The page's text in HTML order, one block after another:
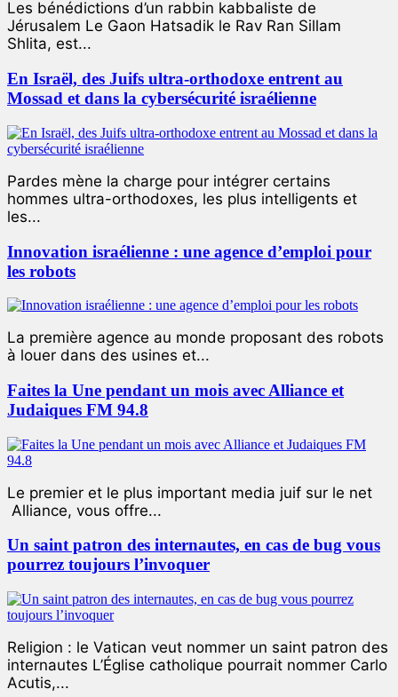
Les bénédictions d’un rabbin kabbaliste de
Jérusalem Le Gaon Hatsadik le Rav Ran Sillam
Shlita, est...
En Israël, des Juifs ultra-orthodoxe entrent au
Mossad et dans la cybersécurité israélienne
Pardes mène la charge pour intégrer certains
hommes ultra-orthodoxes, les plus intelligents et
les...
Innovation israélienne : une agence d’emploi pour
les robots
La première agence au monde proposant des robots
à louer dans des usines et...
Faites la Une pendant un mois avec Alliance et
Judaiques FM 94.8
Le premier et le plus important media juif sur le net
Alliance, vous offre...
Un saint patron des internautes, en cas de bug vous
pourrez toujours l’invoquer
Religion : le Vatican veut nommer un saint patron des
internautes L’Église catholique pourrait nommer Carlo
Acutis,...